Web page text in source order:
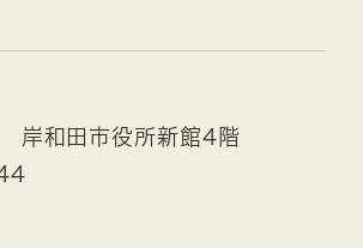
岸和田市役所新館4階